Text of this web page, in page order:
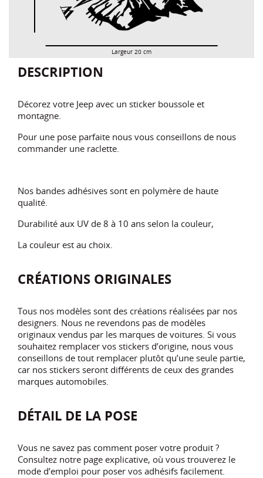
Largeur 20 cm
DESCRIPTION
Décorez votre Jeep avec un sticker boussole et
montagne.
Pour une pose parfaite nous vous conseillons de nous
commander une raclette.
Nos bandes adhésives sont en polymère de haute
qualité.
Durabilité aux UV de 8 à 10 ans selon la couleur,
La couleur est au choix.
CRÉATIONS ORIGINALES
Tous nos modèles sont des créations réalisées par nos
designers. Nous ne revendons pas de modèles
originaux vendus par les marques de voitures. Si vous
souhaitez remplacer vos stickers d’origine, nous vous
conseillons de tout remplacer plutôt qu’une seule partie,
car nos stickers seront différents de ceux des grandes
marques automobiles.
DÉTAIL DE LA POSE
Vous ne savez pas comment poser votre produit ?
Consultez notre page explicative, où vous trouverez le
mode d’emploi pour poser vos adhésifs facilement.